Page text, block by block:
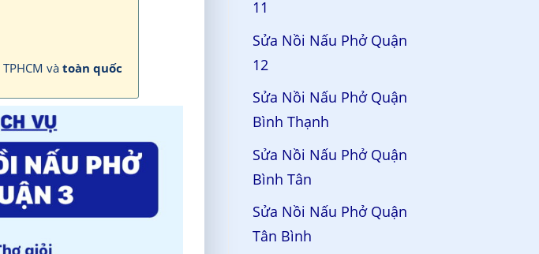
TPHCM vàtoàn quốc
11
Sửa Nồi Nấu Phở Quận
12
Sửa Nồi Nấu Phở Quận
Bình Thạnh
Sửa Nồi Nấu Phở Quận
Bình Tân
Sửa Nồi Nấu Phở Quận
Tân Bình